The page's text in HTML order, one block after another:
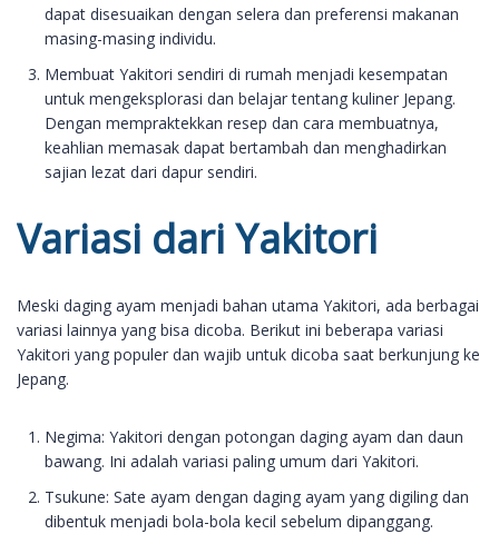
dapat disesuaikan dengan selera dan preferensi makanan
masing-masing individu.
Membuat Yakitori sendiri di rumah menjadi kesempatan
untuk mengeksplorasi dan belajar tentang kuliner Jepang.
Dengan mempraktekkan resep dan cara membuatnya,
keahlian memasak dapat bertambah dan menghadirkan
sajian lezat dari dapur sendiri.
Variasi dari Yakitori
Meski daging ayam menjadi bahan utama Yakitori, ada berbagai
variasi lainnya yang bisa dicoba. Berikut ini beberapa variasi
Yakitori yang populer dan wajib untuk dicoba saat berkunjung ke
Jepang.
Negima: Yakitori dengan potongan daging ayam dan daun
bawang. Ini adalah variasi paling umum dari Yakitori.
Tsukune: Sate ayam dengan daging ayam yang digiling dan
dibentuk menjadi bola-bola kecil sebelum dipanggang.